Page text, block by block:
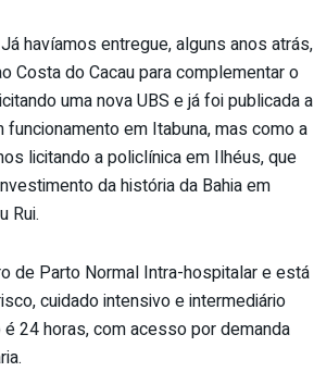
havíamos entregue, alguns anos atrás,
Costa do Cacau para complementar o
uma nova UBS e já foi publicada a
em Itabuna, mas como a
licitando a policlínica em Ilhéus, que
da história da Bahia em
Rui.
de Parto Normal Intra-hospitalar e está
cuidado intensivo e intermediário
24 horas, com acesso por demanda